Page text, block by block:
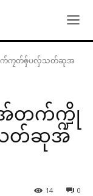
ဗက်ကၠတ်ၜှ်ပလှ်သတ်ဆုအ
အ်တက်က္ဍို
တ်ဆုအ
0
14